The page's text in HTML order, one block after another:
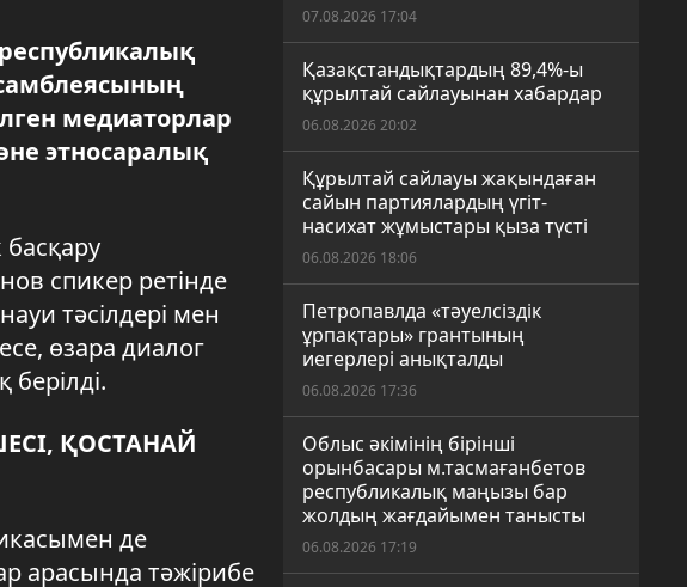
медиаторлар
этносаралық
спикер ретінде
тәсілдері мен
өзара диалог
ҚОСТАНАЙ
де
арасында тәжірибе
07.08.2026 17:04
Қазақстандықтардың 89,4%-ы
құрылтай сайлауынан хабардар
06.08.2026 20:02
Құрылтай сайлауы жақындаған
сайын партиялардың үгіт-
насихат жұмыстары қыза түсті
06.08.2026 18:06
Петропавлда «тәуелсіздік
ұрпақтары» грантының
иегерлері анықталды
06.08.2026 17:36
Облыс әкімінің бірінші
орынбасары м.тасмағанбетов
республикалық маңызы бар
жолдың жағдайымен танысты
06.08.2026 17:19